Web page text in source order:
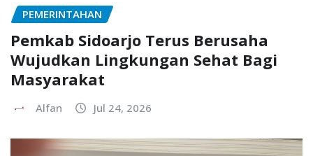
PEMERINTAHAN
Pemkab Sidoarjo Terus Berusaha
Wujudkan Lingkungan Sehat Bagi
Masyarakat
Alfan Jul 24, 2026